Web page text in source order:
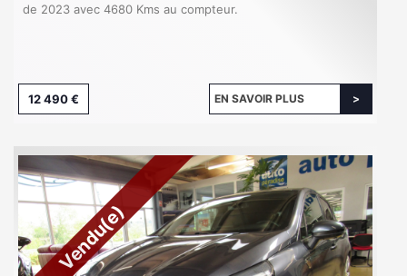
de 2023 avec 4680 Kms au compteur.
12 490 € EN SAVOIR PLUS
Vendu(e)